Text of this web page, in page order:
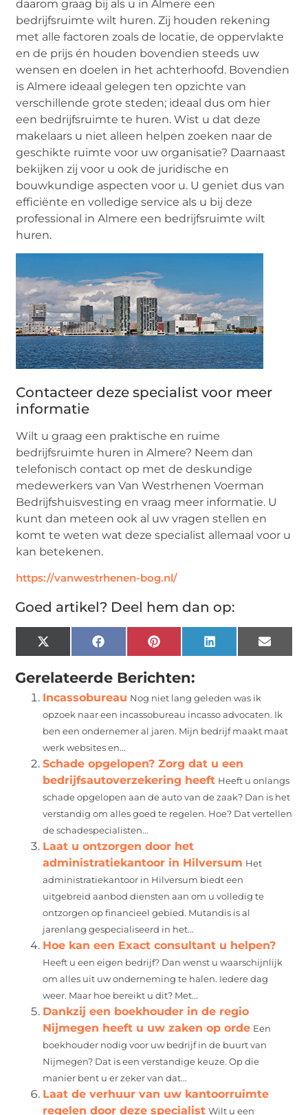
daarom graag bij als u in Almere een
bedrijfsruimte wilt huren. Zij houden rekening
met alle factoren zoals de locatie, de oppervlakte
en de prijs én houden bovendien steeds uw
wensen en doelen in het achterhoofd. Bovendien
is Almere ideaal gelegen ten opzichte van
verschillende grote steden; ideaal dus om hier
een bedrijfsruimte te huren. Wist u dat deze
makelaars u niet alleen helpen zoeken naar de
geschikte ruimte voor uw organisatie? Daarnaast
bekijken zij voor u ook de juridische en
bouwkundige aspecten voor u. U geniet dus van
efficiënte en volledige service als u bij deze
professional in Almere een bedrijfsruimte wilt
huren.
Contacteer deze specialist voor meer
informatie
Wilt u graag een praktische en ruime
bedrijfsruimte huren in Almere? Neem dan
telefonisch contact op met de deskundige
medewerkers van Van Westrhenen Voerman
Bedrijfshuisvesting en vraag meer informatie. U
kunt dan meteen ook al uw vragen stellen en
komt te weten wat deze specialist allemaal voor u
kan betekenen.
https://vanwestrhenen-bog.nl/
Goed artikel? Deel hem dan op:
X
(Twitter)
FacebookPinterest LinkedIn Email
Gerelateerde Berichten:
Incassobureau Nog niet lang geleden was ik
opzoek naar een incassobureau incasso advocaten. Ik
ben een ondernemer al jaren. Mijn bedrijf maakt maat
werk websites en...
Schade opgelopen? Zorg dat u een
bedrijfsautoverzekering heeft Heeft u onlangs
schade opgelopen aan de auto van de zaak? Dan is het
verstandig om alles goed te regelen. Hoe? Dat vertellen
de schadespecialisten...
Laat u ontzorgen door het
administratiekantoor in Hilversum Het
administratiekantoor in Hilversum biedt een
uitgebreid aanbod diensten aan om u volledig te
ontzorgen op financieel gebied. Mutandis is al
jarenlang gespecialiseerd in het...
Hoe kan een Exact consultant u helpen?
Heeft u een eigen bedrijf? Dan wenst u waarschijnlijk
om alles uit uw onderneming te halen. Iedere dag
weer. Maar hoe bereikt u dit? Met...
Dankzij een boekhouder in de regio
Nijmegen heeft u uw zaken op orde Een
boekhouder nodig voor uw bedrijf in de buurt van
Nijmegen? Dat is een verstandige keuze. Op die
manier bent u er zeker van dat...
Laat de verhuur van uw kantoorruimte
regelen door deze specialist Wilt u een